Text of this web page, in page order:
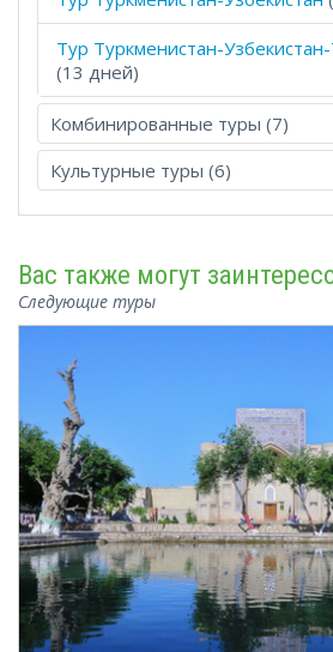
Тур Туркменистан-
(13 дней)
Комбинированные туры (7)
Культурные туры (6)
Вас также могут
Следующие туры